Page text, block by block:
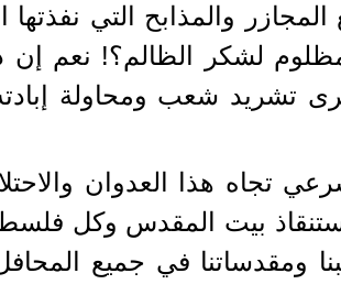
والمذابح التي
لشكر الظالم؟! نعم
تشريد شعب ومحاولة
تجاه هذا العدوان
بيت المقدس وكل
في جميع المحافل